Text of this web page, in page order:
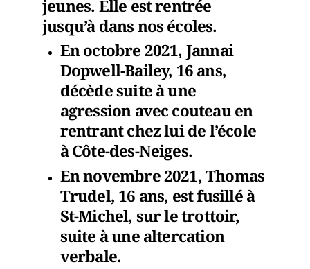
jeunes. Elle est rentrée
jusqu’à dans nos écoles.
En octobre 2021, Jannai
Dopwell-Bailey, 16 ans,
décède suite à une
agression avec couteau en
rentrant chez lui de l’école
à Côte-des-Neiges.
En novembre 2021, Thomas
Trudel, 16 ans, est fusillé à
St-Michel, sur le trottoir,
suite à une altercation
verbale.